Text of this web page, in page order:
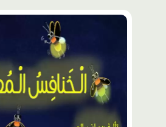
محتوى